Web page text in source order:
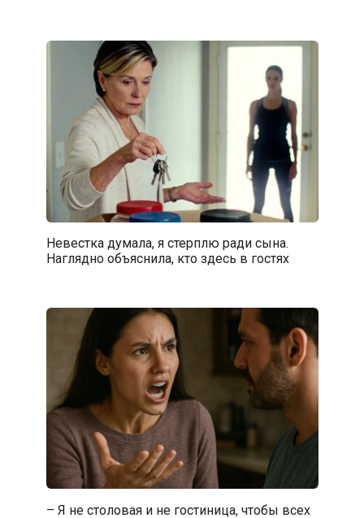
Невестка думала, я стерплю ради сына.
Наглядно объяснила, кто здесь в гостях
– Я не столовая и не гостиница, чтобы всех